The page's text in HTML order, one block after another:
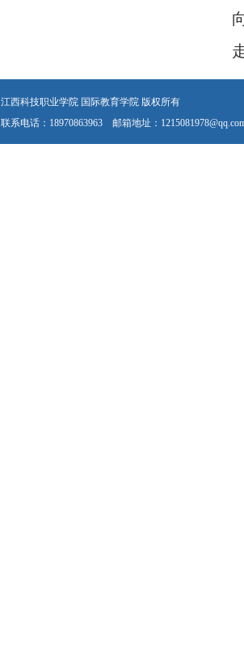
江西科技职业学院 国际教育学院 版权所有
联系电话：18970863963 邮箱地址：